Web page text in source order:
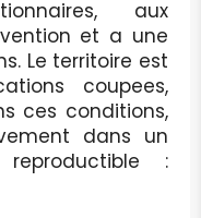
aux
et a une
Le territoire est
coupees,
ces conditions,
dans un
: